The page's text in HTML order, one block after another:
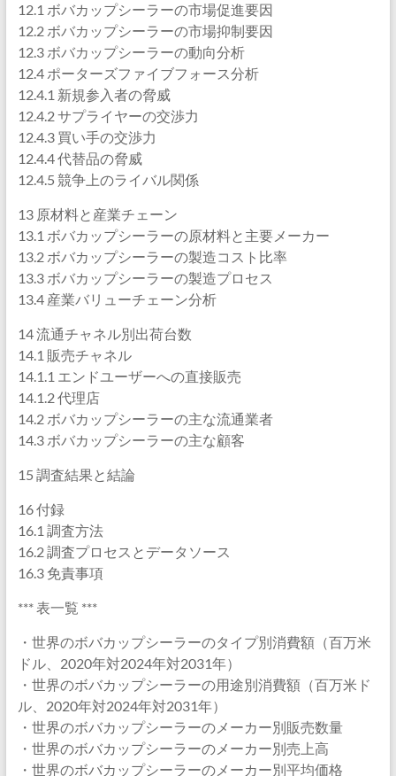
12.1 ボバカップシーラーの市場促進要因
12.2 ボバカップシーラーの市場抑制要因
12.3 ボバカップシーラーの動向分析
12.4 ポーターズファイブフォース分析
12.4.1 新規参入者の脅威
12.4.2 サプライヤーの交渉力
12.4.3 買い手の交渉力
12.4.4 代替品の脅威
12.4.5 競争上のライバル関係
13 原材料と産業チェーン
13.1 ボバカップシーラーの原材料と主要メーカー
13.2 ボバカップシーラーの製造コスト比率
13.3 ボバカップシーラーの製造プロセス
13.4 産業バリューチェーン分析
14 流通チャネル別出荷台数
14.1 販売チャネル
14.1.1 エンドユーザーへの直接販売
14.1.2 代理店
14.2 ボバカップシーラーの主な流通業者
14.3 ボバカップシーラーの主な顧客
15 調査結果と結論
16 付録
16.1 調査方法
16.2 調査プロセスとデータソース
16.3 免責事項
*** 表一覧 ***
・世界のボバカップシーラーのタイプ別消費額（百万米
ドル、2020年対2024年対2031年）
・世界のボバカップシーラーの用途別消費額（百万米ド
ル、2020年対2024年対2031年）
・世界のボバカップシーラーのメーカー別販売数量
・世界のボバカップシーラーのメーカー別売上高
・世界のボバカップシーラーのメーカー別平均価格